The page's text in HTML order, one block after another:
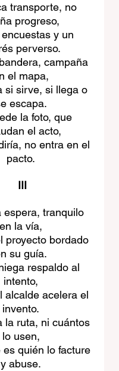
transporte, no
progreso,
y un
perverso.
campaña
el mapa,
si sirve, si llega o
escapa.
la foto, que
el acto,
no entra en el
pacto.
III
espera, tranquilo
en la vía,
proyecto bordado
su guía.
respaldo al
intento,
alcalde acelera el
invento.
la ruta, ni cuántos
lo usen,
es quién lo facture
y abuse.